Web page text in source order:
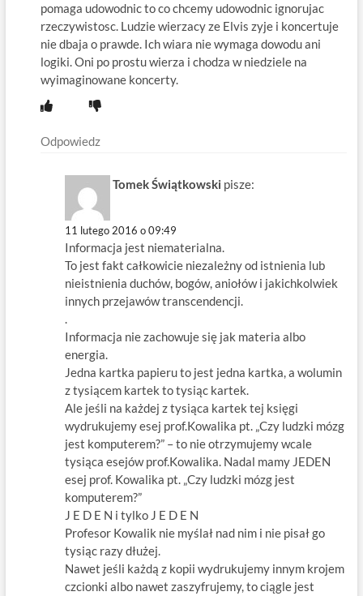
pomaga udowodnic to co chcemy udowodnic ignorujac
rzeczywistosc. Ludzie wierzacy ze Elvis zyje i koncertuje
nie dbaja o prawde. Ich wiara nie wymaga dowodu ani
logiki. Oni po prostu wierza i chodza w niedziele na
wyimaginowane koncerty.
Odpowiedz
Tomek Świątkowski pisze:
11 lutego 2016 o 09:49
Informacja jest niematerialna.
To jest fakt całkowicie niezależny od istnienia lub
nieistnienia duchów, bogów, aniołów i jakichkolwiek
innych przejawów transcendencji.
.
Informacja nie zachowuje się jak materia albo
energia.
Jedna kartka papieru to jest jedna kartka, a wolumin
z tysiącem kartek to tysiąc kartek.
Ale jeśli na każdej z tysiąca kartek tej księgi
wydrukujemy esej prof.Kowalika pt. „Czy ludzki mózg
jest komputerem?” – to nie otrzymujemy wcale
tysiąca esejów prof.Kowalika. Nadal mamy JEDEN
esej prof. Kowalika pt. „Czy ludzki mózg jest
komputerem?”
J E D E N i tylko J E D E N
Profesor Kowalik nie myślał nad nim i nie pisał go
tysiąc razy dłużej.
Nawet jeśli każdą z kopii wydrukujemy innym krojem
czcionki albo nawet zaszyfrujemy, to ciągle jest